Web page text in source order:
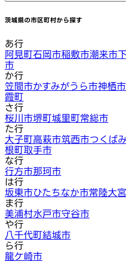
茨城県の市区町村から探す
あ行
阿見町石岡市稲敷市潮来市
市
か行
笠間市かすみがうら市神栖市
霞町
さ行
桜川市堺町城里町常総市
た行
大子町高萩市筑西市つくば
根町取手市
な行
行方市那珂市
は行
坂東市ひたちなか市常陸大
ま行
美浦村水戸市守谷市
や行
八千代町結城市
ら行
龍ケ崎市